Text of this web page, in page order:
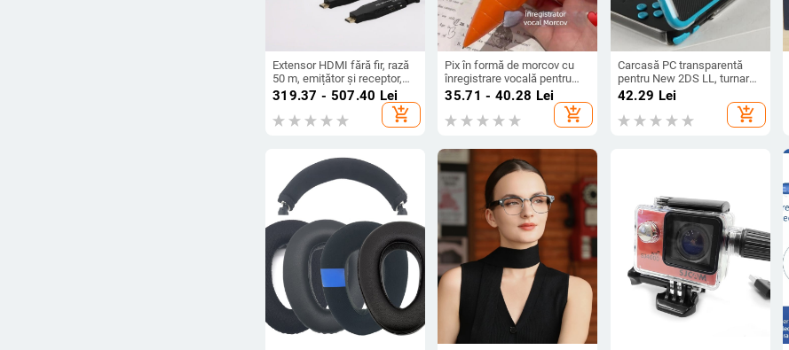
Extensor HDMI fără fir, rază
50 m, emițător și receptor,
1080P, conectori placate cu
319.37 - 507.40 Lei
add_shopping_cart
Pix în formă de morcov cu
înregistrare vocală pentru
elevi, jucărie drăguță
35.71 - 40.28 Lei
add_shopping_cart
Carcasă PC transparentă
pentru New 2DS LL, turnare
prin injecție, 60 g, origine
42.29 Lei
add_shopping_cart